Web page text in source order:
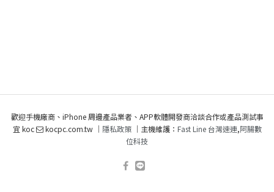
歡迎手機廠商、iPhone 周邊產品業者、APP軟體開發商洽談合作或產品測試事
宜 koc
kocpc.com.tw ｜ 隱私政策｜主機維護： Fast Line 台灣速連,阿腸數
位科技